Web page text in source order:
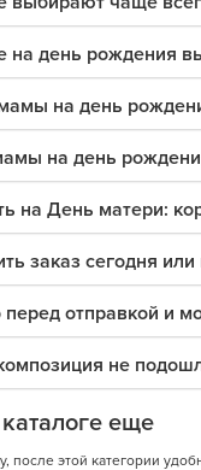
день рождения
на день
на день
на День матери:
заказ сегодня
отправкой и
не
еще
после этой категории